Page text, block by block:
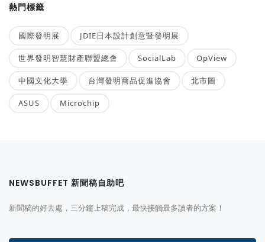
熱門標籤
國際發明展 JDIE日本設計創意暨發明展
世界發明智慧財產聯盟總會 SocialLab OpView
中國文化大學 台灣發明商品促進協會 北市圖
ASUS Microchip
NEWSBUFFET 新聞稿自助吧
新聞稿的好去處，三分鐘上稿完成，最快接觸最多讀者的方案！